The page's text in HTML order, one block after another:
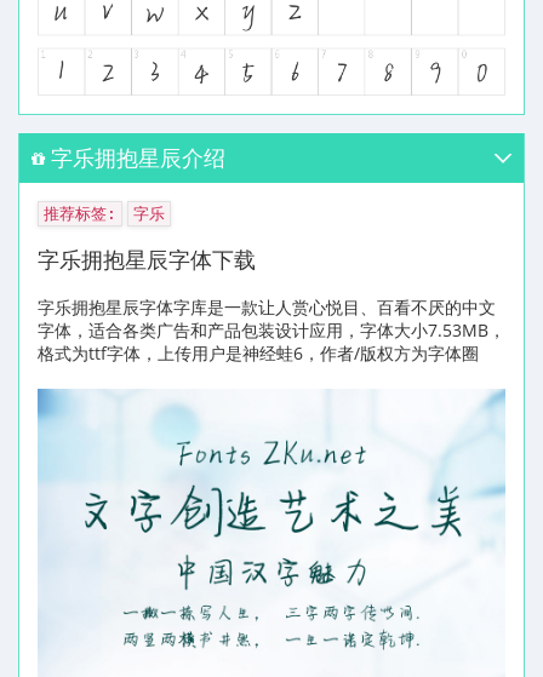
字乐拥抱星辰介绍
推荐标签: 字乐
字乐拥抱星辰字体下载
字乐拥抱星辰字体字库是一款让人赏心悦目、百看不厌的中文
字体，适合各类广告和产品包装设计应用，字体大小7.53MB，
格式为ttf字体，上传用户是神经蛙6，作者/版权方为字体圈